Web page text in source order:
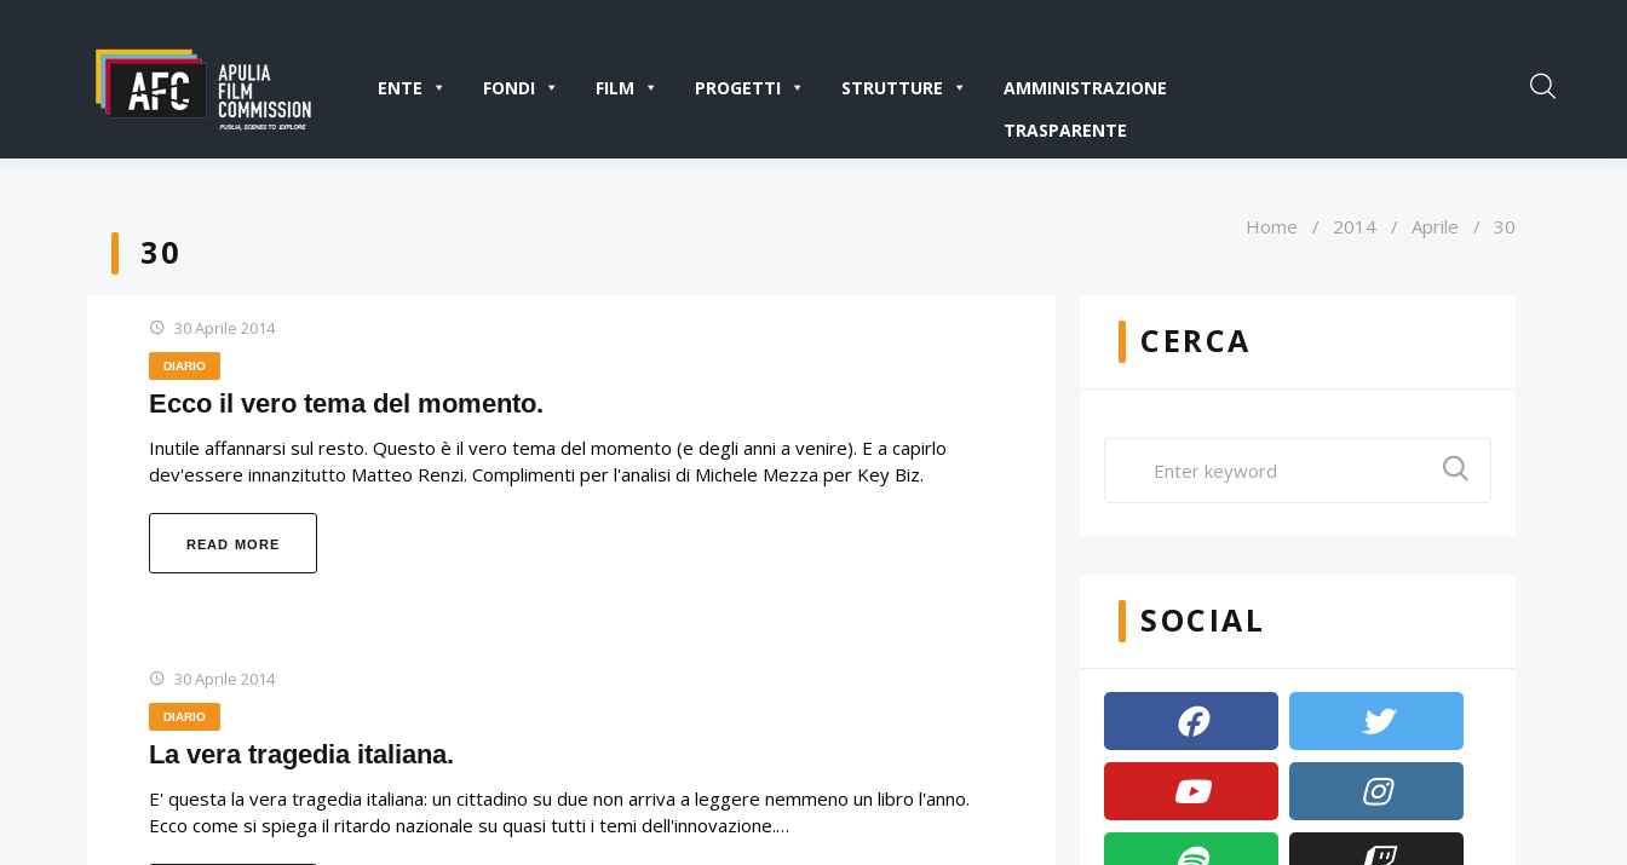
ENTE FONDI FILM PROGETTI STRUTTURE
AMMINISTRAZIONE
TRASPARENTE
30
Home / 2014 / Aprile / 30
30 Aprile 2014
DIARIO
Ecco il vero tema del momento.
Inutile affannarsi sul resto. Questo è il vero tema del momento (e degli anni a venire). E a capirlo
dev'essere innanzitutto Matteo Renzi. Complimenti per l'analisi di Michele Mezza per Key Biz.
READ MORE
30 Aprile 2014
DIARIO
La vera tragedia italiana.
E' questa la vera tragedia italiana: un cittadino su due non arriva a leggere nemmeno un libro l'anno.
Ecco come si spiega il ritardo nazionale su quasi tutti i temi dell'innovazione.…
CERCA
SOCIAL